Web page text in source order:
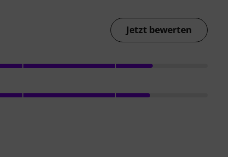
Jetzt bewerten